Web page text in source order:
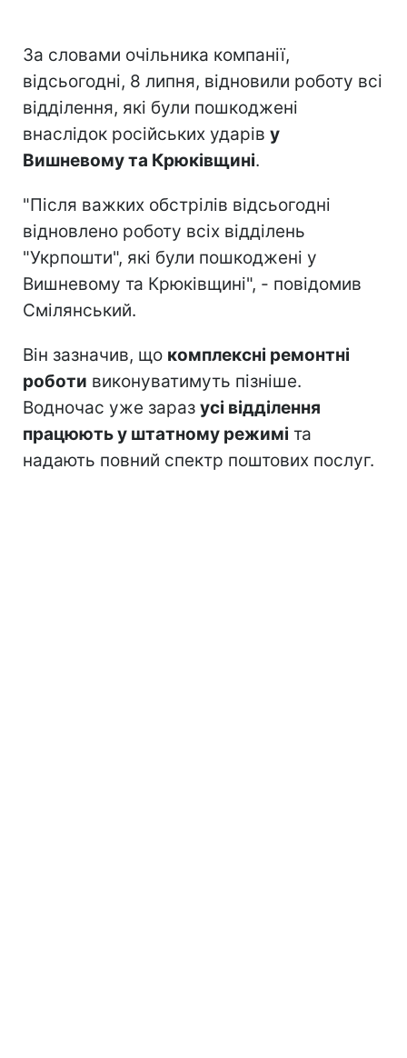
За словами очільника компанії,
відсьогодні, 8 липня, відновили роботу всі
відділення, які були пошкоджені
внаслідок російських ударів у
Вишневому та Крюківщині.
"Після важких обстрілів відсьогодні
відновлено роботу всіх відділень
"Укрпошти", які були пошкоджені у
Вишневому та Крюківщині", - повідомив
Смілянський.
Він зазначив, що комплексні ремонтні
роботи виконуватимуть пізніше.
Водночас уже зараз усі відділення
працюють у штатному режимі та
надають повний спектр поштових послуг.